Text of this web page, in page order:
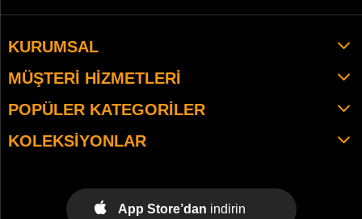
KURUMSAL
MÜŞTERI HIZMETLERI
POPÜLER KATEGORILER
KOLEKSIYONLAR
App Store’dan indirin